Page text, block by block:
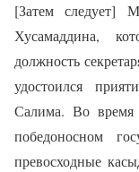
[Затем следует]
Хусамаддина,
должность
удостоился
Салима. Во время
победоносном
превосходные